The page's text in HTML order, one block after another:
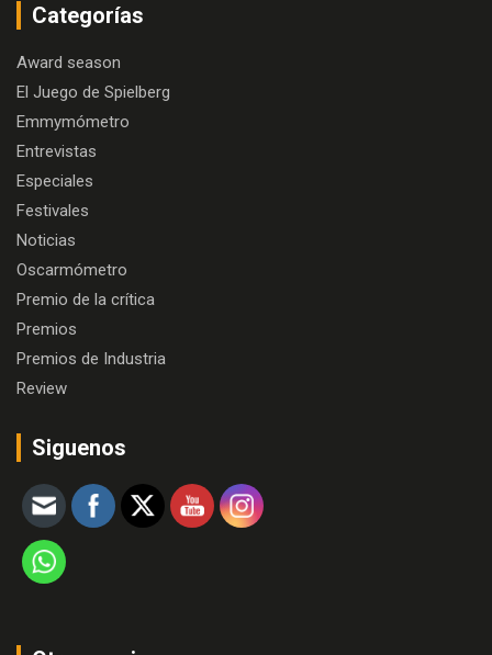
Categorías
Award season
El Juego de Spielberg
Emmymómetro
Entrevistas
Especiales
Festivales
Noticias
Oscarmómetro
Premio de la crítica
Premios
Premios de Industria
Review
Siguenos